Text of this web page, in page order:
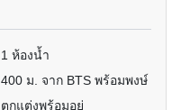
1 ห้องน้ำ
400 ม. จาก BTS พร้อมพงษ์
ตกแต่งพร้อมอยู่